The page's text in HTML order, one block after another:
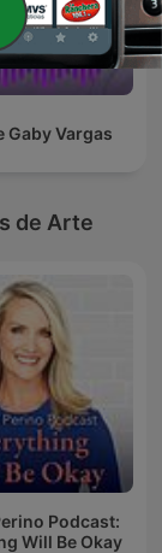
Gaby Vargas
de Arte
Podcast:
Will Be Okay